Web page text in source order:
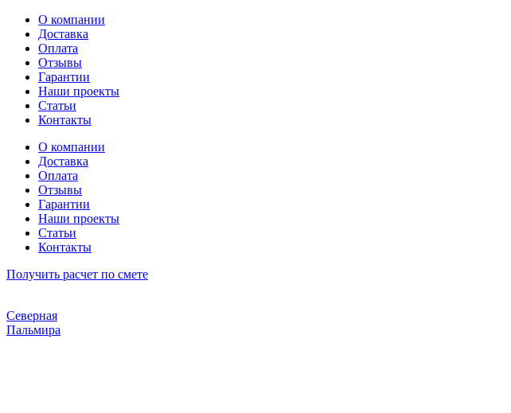
Перейти
содержимому
О компании
Доставка
Оплата
Отзывы
Гарантии
Наши проекты
Статьи
Контакты
О компании
Доставка
Оплата
Отзывы
Гарантии
Наши проекты
Статьи
Контакты
Получить расчет по смете
Северная
Пальмира